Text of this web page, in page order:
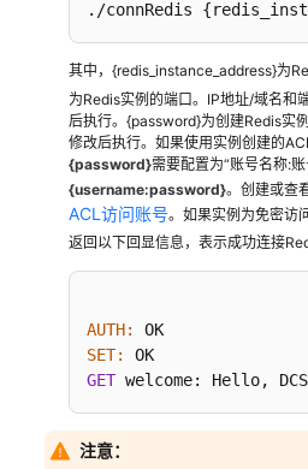
客
户
端
连
接
Redis（Python）
Go-
客
户
端
接
Redis（Go）
"GET
freeReplyObject
/* Disconnects
redisFree(conn);
return 0;
}
./connRedis
其中，{redis_instance_address}为
为Redis实例的端口。IP地址/域名和
后执行。{password}为创建Redis实
修改后执行。如果使用实例创建的
{password}需要配置为“账号名称:
{username:password}。创建或查
ACL访问账号。如果实例为免密访
返回以下回显信息，表示成功连接
AUTH:
SET:
GET welcome: Hello, DCS
注意：